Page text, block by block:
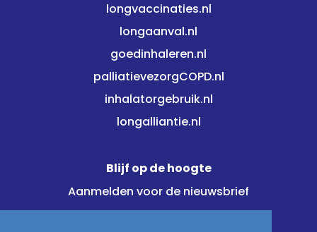
longvaccinaties.nl
longaanval.nl
goedinhaleren.nl
palliatievezorgCOPD.nl
inhalatorgebruik.nl
longalliantie.nl
Blijf op de hoogte
Aanmelden voor de nieuwsbrief